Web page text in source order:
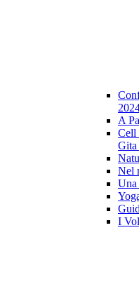
A
Cell
Gita
Nel
Una
I